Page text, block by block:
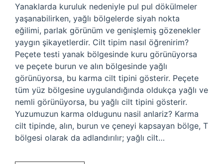
Yanaklarda kuruluk nedeniyle pul pul dökülmeler
yaşanabilirken, yağlı bölgelerde siyah nokta
eğilimi, parlak görünüm ve genişlemiş gözenekler
yaygın şikayetlerdir. Cilt tipim nasıl öğrenirim?
Peçete testi yanak bölgesinde kuru görünüyorsa
ve peçete burun ve alın bölgesinde yağlı
görünüyorsa, bu karma cilt tipini gösterir. Peçete
tüm yüz bölgesine uygulandığında oldukça yağlı ve
nemli görünüyorsa, bu yağlı cilt tipini gösterir.
Yuzumuzun karma oldugunu nasil anlariz? Karma
cilt tipinde, alın, burun ve çeneyi kapsayan bölge, T
bölgesi olarak da adlandırılır; yağlı cilt…